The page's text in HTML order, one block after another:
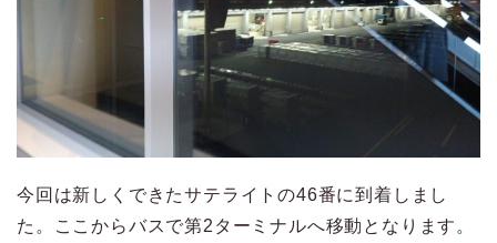
今回は新しくできたサテライトの46番に到着しまし
た。ここからバスで第2ターミナルへ移動となります。